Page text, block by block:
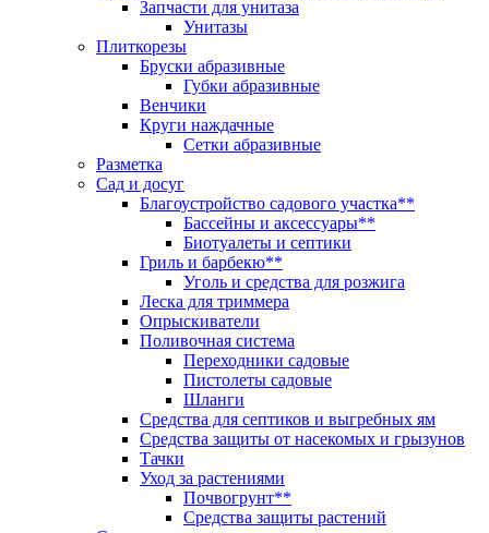
Запчасти для унитаза
Унитазы
Плиткорезы
Бруски абразивные
Губки абразивные
Венчики
Круги наждачные
Сетки абразивные
Разметка
Сад и досуг
Благоустройство садового участка**
Бассейны и аксессуары**
Биотуалеты и септики
Гриль и барбекю**
Уголь и средства для розжига
Леска для триммера
Опрыскиватели
Поливочная система
Переходники садовые
Пистолеты садовые
Шланги
Средства для септиков и выгребных ям
Средства защиты от насекомых и грызунов
Тачки
Уход за растениями
Почвогрунт**
Средства защиты растений